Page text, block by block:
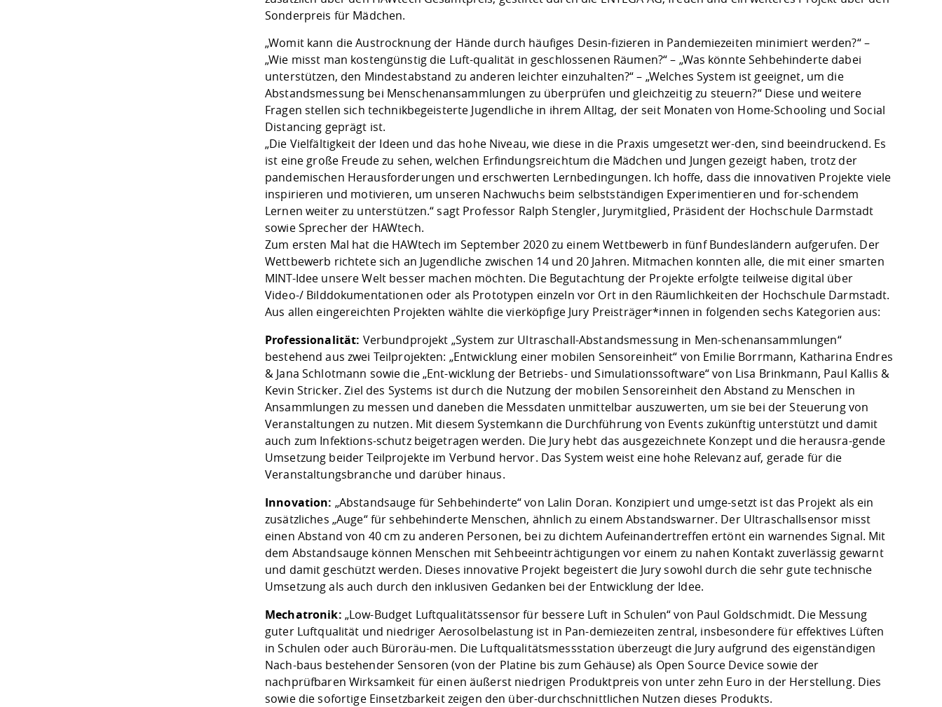
Sonderpreis für Mädchen.
„Womit kann die Austrocknung der Hände durch häufiges Desin-fizieren in Pandemiezeiten minimiert werden?“ –
„Wie misst man kostengünstig die Luft-qualität in geschlossenen Räumen?“ – „Was könnte Sehbehinderte dabei
unterstützen, den Mindestabstand zu anderen leichter einzuhalten?“ – „Welches System ist geeignet, um die
Abstandsmessung bei Menschenansammlungen zu überprüfen und gleichzeitig zu steuern?“ Diese und weitere
Fragen stellen sich technikbegeisterte Jugendliche in ihrem Alltag, der seit Monaten von Home-Schooling und Social
Distancing geprägt ist.
„Die Vielfältigkeit der Ideen und das hohe Niveau, wie diese in die Praxis umgesetzt wer-den, sind beeindruckend. Es
ist eine große Freude zu sehen, welchen Erfindungsreichtum die Mädchen und Jungen gezeigt haben, trotz der
pandemischen Herausforderungen und erschwerten Lernbedingungen. Ich hoffe, dass die innovativen Projekte viele
inspirieren und motivieren, um unseren Nachwuchs beim selbstständigen Experimentieren und for-schendem
Lernen weiter zu unterstützen.“ sagt Professor Ralph Stengler, Jurymitglied, Präsident der Hochschule Darmstadt
sowie Sprecher der HAWtech.
Zum ersten Mal hat die HAWtech im September 2020 zu einem Wettbewerb in fünf Bundesländern aufgerufen. Der
Wettbewerb richtete sich an Jugendliche zwischen 14 und 20 Jahren. Mitmachen konnten alle, die mit einer smarten
MINT-Idee unsere Welt besser machen möchten. Die Begutachtung der Projekte erfolgte teilweise digital über
Video-/ Bilddokumentationen oder als Prototypen einzeln vor Ort in den Räumlichkeiten der Hochschule Darmstadt.
Aus allen eingereichten Projekten wählte die vierköpfige Jury Preisträger*innen in folgenden sechs Kategorien aus:
Professionalität: Verbundprojekt „System zur Ultraschall-Abstandsmessung in Men-schenansammlungen“
bestehend aus zwei Teilprojekten: „Entwicklung einer mobilen Sensoreinheit“ von Emilie Borrmann, Katharina Endres
& Jana Schlotmann sowie die „Ent-wicklung der Betriebs- und Simulationssoftware“ von Lisa Brinkmann, Paul Kallis &
Kevin Stricker. Ziel des Systems ist durch die Nutzung der mobilen Sensoreinheit den Abstand zu Menschen in
Ansammlungen zu messen und daneben die Messdaten unmittelbar auszuwerten, um sie bei der Steuerung von
Veranstaltungen zu nutzen. Mit diesem Systemkann die Durchführung von Events zukünftig unterstützt und damit
auch zum Infektions-schutz beigetragen werden. Die Jury hebt das ausgezeichnete Konzept und die herausra-gende
Umsetzung beider Teilprojekte im Verbund hervor. Das System weist eine hohe Relevanz auf, gerade für die
Veranstaltungsbranche und darüber hinaus.
Innovation: „Abstandsauge für Sehbehinderte“ von Lalin Doran. Konzipiert und umge-setzt ist das Projekt als ein
zusätzliches „Auge“ für sehbehinderte Menschen, ähnlich zu einem Abstandswarner. Der Ultraschallsensor misst
einen Abstand von 40 cm zu anderen Personen, bei zu dichtem Aufeinandertreffen ertönt ein warnendes Signal. Mit
dem Abstandsauge können Menschen mit Sehbeeinträchtigungen vor einem zu nahen Kontakt zuverlässig gewarnt
und damit geschützt werden. Dieses innovative Projekt begeistert die Jury sowohl durch die sehr gute technische
Umsetzung als auch durch den inklusiven Gedanken bei der Entwicklung der Idee.
Mechatronik: „Low-Budget Luftqualitätssensor für bessere Luft in Schulen“ von Paul Goldschmidt. Die Messung
guter Luftqualität und niedriger Aerosolbelastung ist in Pan-demiezeiten zentral, insbesondere für effektives Lüften
in Schulen oder auch Büroräu-men. Die Luftqualitätsmessstation überzeugt die Jury aufgrund des eigenständigen
Nach-baus bestehender Sensoren (von der Platine bis zum Gehäuse) als Open Source Device sowie der
nachprüfbaren Wirksamkeit für einen äußerst niedrigen Produktpreis von unter zehn Euro in der Herstellung. Dies
sowie die sofortige Einsetzbarkeit zeigen den über-durchschnittlichen Nutzen dieses Produkts.